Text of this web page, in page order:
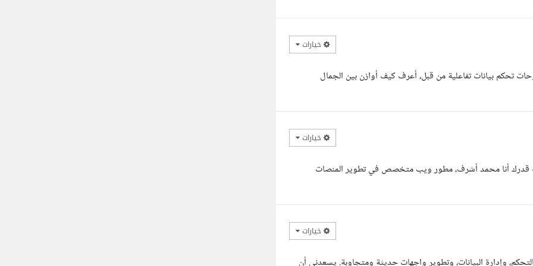
خيارات
تحكم بيانات تفاعلية من قبل، أعرف كيف أوازن بين الجمال
خيارات
قدرك أنا محمد أشرف، مطور ويب متخصص في تطوير المنصات
خيارات
وإدارة البيانات، وتطوير واجهات حديثة ومتجاوبة. يسعدني أن